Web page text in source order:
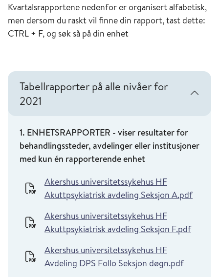
Kvartalsrapportene nedenfor er organisert alfabetisk,
men dersom du raskt vil finne din rapport, tast dette:
CTRL + F, og søk så på din enhet
Tabellrapporter på alle nivåer for
2021
1. ENHETSRAPPORTER - viser resultater for
behandlingssteder, avdelinger eller institusjoner
med kun én rapporterende enhet
Akershus universitetssykehus HF
Akuttpsykiatrisk avdeling Seksjon A.pdf
Akershus universitetssykehus HF
Akuttpsykiatrisk avdeling Seksjon F.pdf
Akershus universitetssykehus HF
Avdeling DPS Follo Seksjon døgn.pdf